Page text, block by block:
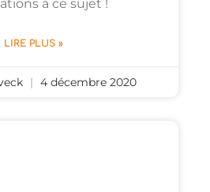
à ce sujet !
LIRE PLUS »
4 décembre 2020